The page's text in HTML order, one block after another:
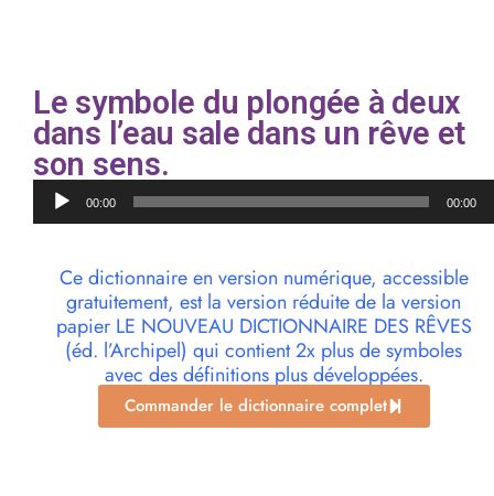
Le symbole du plongée à deux
dans l’eau sale dans un rêve et
son sens.
Lecteur
audio00:00 00:00
Ce dictionnaire en version numérique, accessible
gratuitement, est la version réduite de la version
papier LE NOUVEAU DICTIONNAIRE DES RÊVES
(éd. l’Archipel) qui contient 2x plus de symboles
avec des définitions plus développées.
Commander le dictionnaire complet